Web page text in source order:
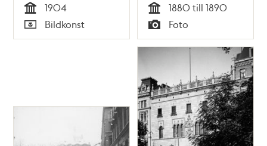
Tid
1904
Typ
Bildkonst Tid
1880 till 1890
Typ
Foto